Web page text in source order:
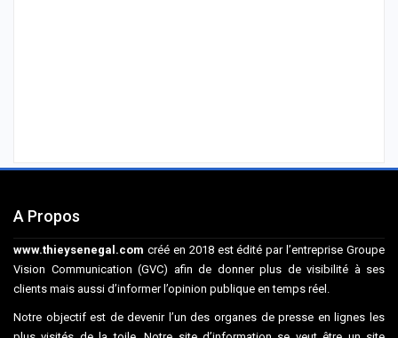
A Propos
www.thieysenegal.com créé en 2018 est édité par l’entreprise Groupe
Vision Communication (GVC) afin de donner plus de visibilité à ses
clients mais aussi d’informer l’opinion publique en temps réel.
Notre objectif est de devenir l’un des organes de presse en lignes les